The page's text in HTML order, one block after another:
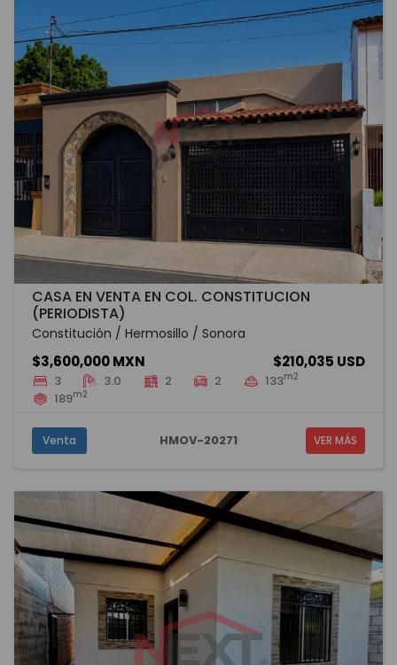
CASA EN VENTA EN COL. CONSTITUCION
(PERIODISTA)
Constitución / Hermosillo / Sonora
$3,600,000 MXN $210,035 USD
3 3.0 2 2 133m2
189m2
Venta HMOV-20271 VER MÁS